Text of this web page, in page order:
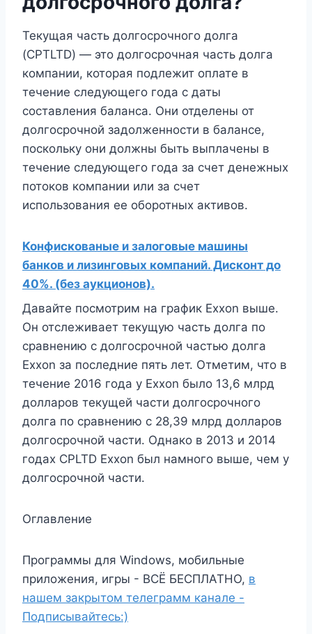
Текущая часть долгосрочного долга
(CPTLTD) — это долгосрочная часть долга
компании, которая подлежит оплате в
течение следующего года с даты
составления баланса. Они отделены от
долгосрочной задолженности в балансе,
поскольку они должны быть выплачены в
течение следующего года за счет денежных
потоков компании или за счет
использования ее оборотных активов.
Конфискованые и залоговые машины
банков и лизинговых компаний. Дисконт до
40%. (без аукционов).
Давайте посмотрим на график Exxon выше.
Он отслеживает текущую часть долга по
сравнению с долгосрочной частью долга
Exxon за последние пять лет. Отметим, что в
течение 2016 года у Exxon было 13,6 млрд
долларов текущей части долгосрочного
долга по сравнению с 28,39 млрд долларов
долгосрочной части. Однако в 2013 и 2014
годах CPLTD Exxon был намного выше, чем у
долгосрочной части.
Оглавление
Программы для Windows, мобильные
приложения, игры - ВСЁ БЕСПЛАТНО, в
нашем закрытом телеграмм канале -
Подписывайтесь:)